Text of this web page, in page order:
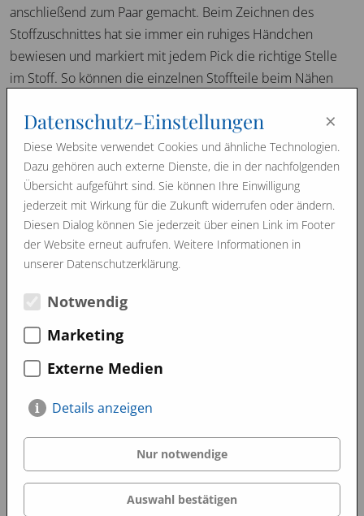
anschließend zum Paar gemacht. Beim Zeichnen des
Stoffzuschnittes hat sie immer ein ruhiges Händchen
bewiesen und markiert mit jedem Pick die richtige Stelle
im Stoff. So können die einzelnen Stoffteile beim Nähen
auch unsere Kissentaschen und dadurch bekommen
unsere Rosshaarkissen eine schöne ökologische
Verpackung. Dies wird von unseren Kunden auf der ganzen
Welt sehr geschätzt.
Wir stellen vor…
Datenschutz-Einstellungen ×
Diese Website verwendet Cookies und ähnliche Technologien.
Dazu gehören auch externe Dienste, die in der nachfolgenden
Übersicht aufgeführt sind. Sie können Ihre Einwilligung
jederzeit mit Wirkung für die Zukunft widerrufen oder ändern.
Diesen Dialog können Sie jederzeit über einen Link im Footer
der Website erneut aufrufen. Weitere Informationen in
unserer Datenschutzerklärung.
Notwendig
Marketing
Externe Medien
Details anzeigen
Nur notwendige
Auswahl bestätigen